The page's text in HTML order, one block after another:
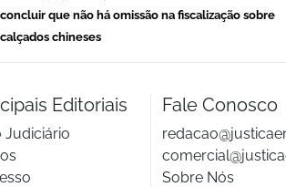
concluir que não há omissão na fiscalização sobre
calçados chineses
Editoriais
Judiciário
Fale Conosco
Sobre Nós